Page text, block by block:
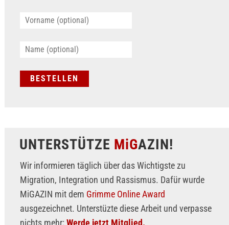
UNTERSTÜTZE MiGAZIN!
Wir informieren täglich über das Wichtigste zu
Migration, Integration und Rassismus. Dafür wurde
MiGAZIN mit dem Grimme Online Award
ausgezeichnet. Unterstüzte diese Arbeit und verpasse
nichts mehr: Werde jetzt Mitglied.